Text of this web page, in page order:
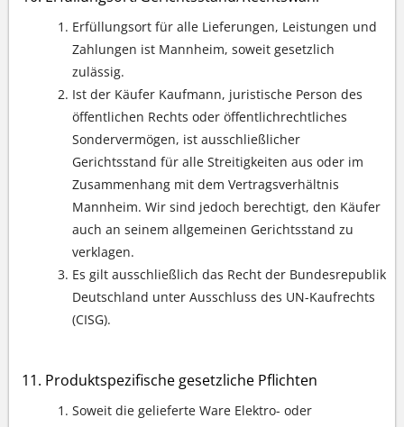
Erfüllungsort für alle Lieferungen, Leistungen und
Zahlungen ist Mannheim, soweit gesetzlich
zulässig.
Ist der Käufer Kaufmann, juristische Person des
öffentlichen Rechts oder öffentlichrechtliches
Sondervermögen, ist ausschließlicher
Gerichtsstand für alle Streitigkeiten aus oder im
Zusammenhang mit dem Vertragsverhältnis
Mannheim. Wir sind jedoch berechtigt, den Käufer
auch an seinem allgemeinen Gerichtsstand zu
verklagen.
Es gilt ausschließlich das Recht der Bundesrepublik
Deutschland unter Ausschluss des UN-Kaufrechts
(CISG).
Produktspezifische gesetzliche Pflichten
Soweit die gelieferte Ware Elektro- oder